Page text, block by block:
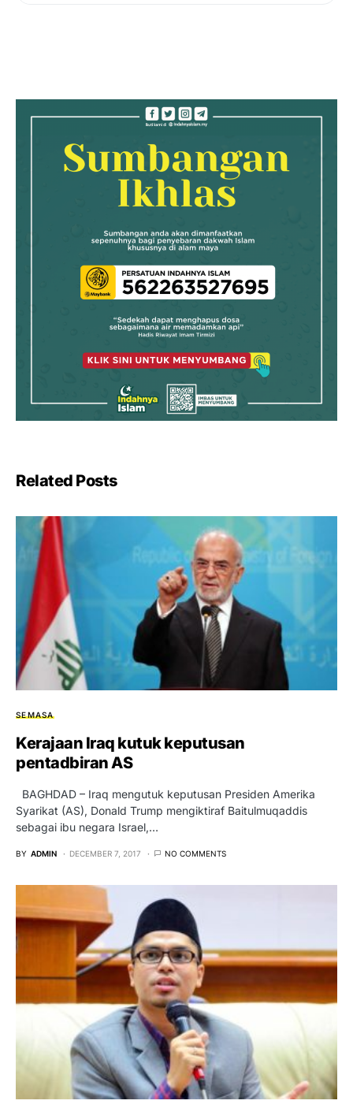
Related Posts
SEMASA
Kerajaan Iraq kutuk keputusan
pentadbiran AS
BAGHDAD – Iraq mengutuk keputusan Presiden Amerika
Syarikat (AS), Donald Trump mengiktiraf Baitulmuqaddis
sebagai ibu negara Israel,…
BY ADMIN DECEMBER 7, 2017 NO COMMENTS